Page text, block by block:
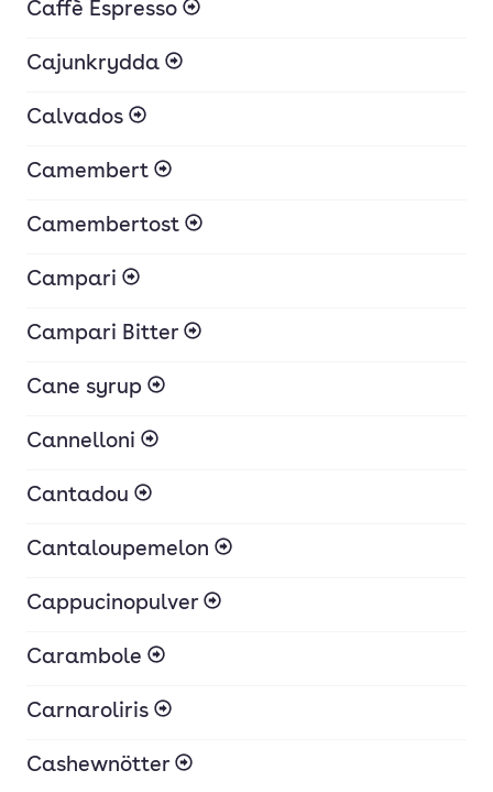
Caffè Espresso
Cajunkrydda
Calvados
Camembert
Camembertost
Campari
Campari Bitter
Cane syrup
Cannelloni
Cantadou
Cantaloupemelon
Cappucinopulver
Carambole
Carnaroliris
Cashewnötter